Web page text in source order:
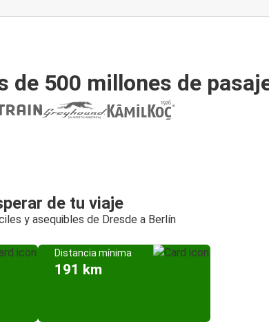
de 500 millones de
de tu viaje
y asequibles de Dresde a Berlín
Distancia mínima
191 km